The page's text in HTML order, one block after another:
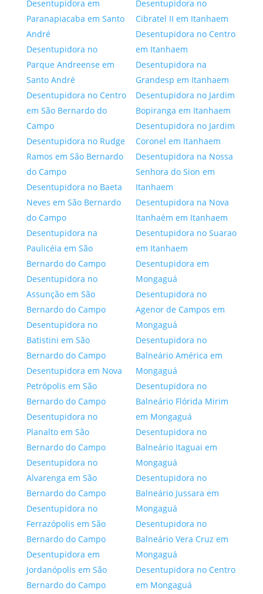
Desentupidora em
Paranapiacaba em Santo
André
Desentupidora no
Parque Andreense em
Santo André
Desentupidora no Centro
em São Bernardo do
Campo
Desentupidora no Rudge
Ramos em São Bernardo
do Campo
Desentupidora no Baeta
Neves em São Bernardo
do Campo
Desentupidora na
Paulicéia em São
Bernardo do Campo
Desentupidora no
Assunção em São
Bernardo do Campo
Desentupidora no
Batistini em São
Bernardo do Campo
Desentupidora em Nova
Petrópolis em São
Bernardo do Campo
Desentupidora no
Planalto em São
Bernardo do Campo
Desentupidora no
Alvarenga em São
Bernardo do Campo
Desentupidora no
Ferrazópolis em São
Bernardo do Campo
Desentupidora em
Jordanópolis em São
Bernardo do Campo
Desentupidora no
Cibratel II em Itanhaem
Desentupidora no Centro
em Itanhaem
Desentupidora na
Grandesp em Itanhaem
Desentupidora no Jardim
Bopiranga em Itanhaem
Desentupidora no Jardim
Coronel em Itanhaem
Desentupidora na Nossa
Senhora do Sion em
Itanhaem
Desentupidora na Nova
Itanhaém em Itanhaem
Desentupidora no Suarao
em Itanhaem
Desentupidora em
Mongaguá
Desentupidora no
Agenor de Campos em
Mongaguá
Desentupidora no
Balneário América em
Mongaguá
Desentupidora no
Balneário Flórida Mirim
em Mongaguá
Desentupidora no
Balneário Itaguai em
Mongaguá
Desentupidora no
Balneário Jussara em
Mongaguá
Desentupidora no
Balneário Vera Cruz em
Mongaguá
Desentupidora no Centro
em Mongaguá